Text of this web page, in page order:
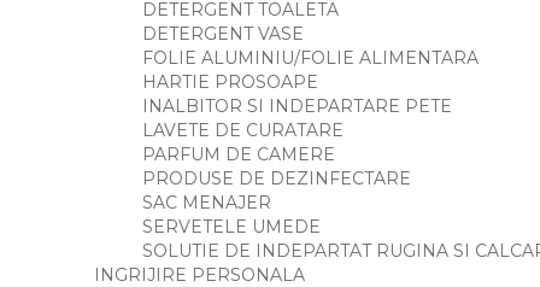
DETERGENT TOALETA
DETERGENT VASE
FOLIE ALUMINIU/FOLIE ALIMENTARA
HARTIE PROSOAPE
INALBITOR SI INDEPARTARE PETE
LAVETE DE CURATARE
PARFUM DE CAMERE
PRODUSE DE DEZINFECTARE
SAC MENAJER
SERVETELE UMEDE
SOLUTIE DE INDEPARTAT RUGINA SI
INGRIJIRE PERSONALA